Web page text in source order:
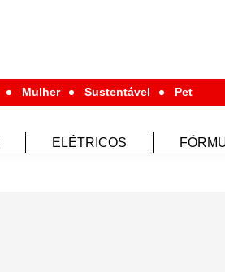
Mulher Sustentável Pet
ELÉTRICOS